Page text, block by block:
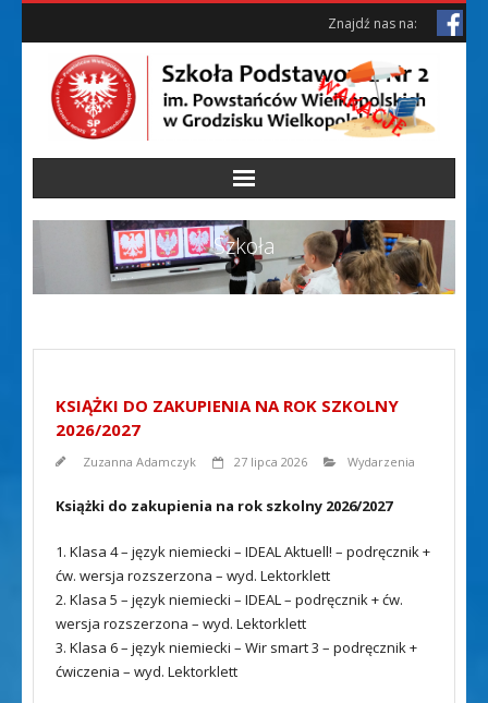
Skip
Skip
Znajdź nas na:
Szkoła
KSIĄŻKI DO ZAKUPIENIA NA ROK SZKOLNY
2026/2027
Zuzanna Adamczyk 27 lipca 2026 Wydarzenia
Książki do zakupienia na rok szkolny 2026/2027
1. Klasa 4 – język niemiecki – IDEAL Aktuell! – podręcznik +
ćw. wersja rozszerzona – wyd. Lektorklett
2. Klasa 5 – język niemiecki – IDEAL – podręcznik + ćw.
wersja rozszerzona – wyd. Lektorklett
3. Klasa 6 – język niemiecki – Wir smart 3 – podręcznik +
ćwiczenia – wyd. Lektorklett